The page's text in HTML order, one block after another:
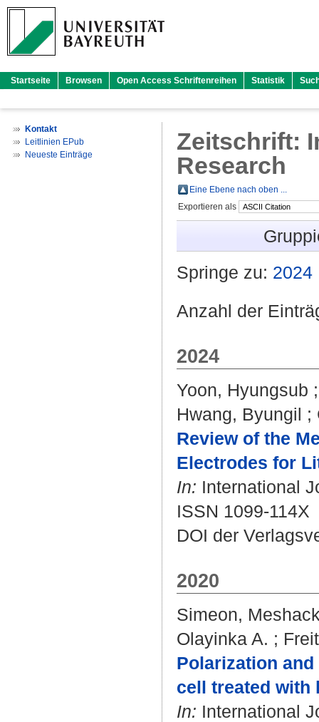
Startseite Browsen Open Access Schriftenreihen Statistik
Kontakt
Leitlinien EPub
Neueste Einträge
Zeitschrift:
Research
Eine Ebene nach oben ...
Exportieren als
Springe zu: 2024
Anzahl der
2024
Yoon, Hyungsub
Hwang, Byungil ;
Review of the
Electrodes for
In: International
ISSN 1099-114X
DOI der
2020
Simeon,
Olayinka A. ;
Polarization
cell treated with
In: International